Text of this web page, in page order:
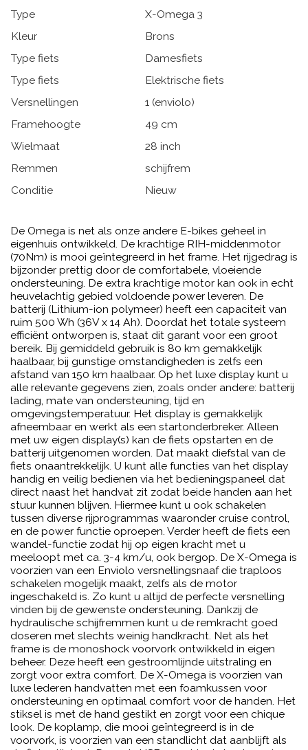
Type
X-Omega 3
Kleur
Brons
Type fiets
Damesfiets
Type fiets
Elektrische fiets
Versnellingen
1 (enviolo)
Framehoogte
49 cm
Wielmaat
28 inch
Remmen
schijfrem
Conditie
Nieuw
De Omega is net als onze andere E-bikes geheel in
eigenhuis ontwikkeld. De krachtige RIH-middenmotor
(70Nm) is mooi geïntegreerd in het frame. Het rijgedrag is
bijzonder prettig door de comfortabele, vloeiende
ondersteuning. De extra krachtige motor kan ook in echt
heuvelachtig gebied voldoende power leveren. De
batterij (Lithium-ion polymeer) heeft een capaciteit van
ruim 500 Wh (36V x 14 Ah). Doordat het totale systeem
efficiënt ontworpen is, staat dit garant voor een groot
bereik. Bij gemiddeld gebruik is 80 km gemakkelijk
haalbaar, bij gunstige omstandigheden is zelfs een
afstand van 150 km haalbaar. Op het luxe display kunt u
alle relevante gegevens zien, zoals onder andere: batterij
lading, mate van ondersteuning, tijd en
omgevingstemperatuur. Het display is gemakkelijk
afneembaar en werkt als een startonderbreker. Alleen
met uw eigen display(s) kan de fiets opstarten en de
batterij uitgenomen worden. Dat maakt diefstal van de
fiets onaantrekkelijk. U kunt alle functies van het display
handig en veilig bedienen via het bedieningspaneel dat
direct naast het handvat zit zodat beide handen aan het
stuur kunnen blijven. Hiermee kunt u ook schakelen
tussen diverse rijprogrammas waaronder cruise control,
en de power functie oproepen. Verder heeft de fiets een
wandel-functie zodat hij op eigen kracht met u
meeloopt met ca. 3-4 km/u, ook bergop. De X-Omega is
voorzien van een Enviolo versnellingsnaaf die traploos
schakelen mogelijk maakt, zelfs als de motor
ingeschakeld is. Zo kunt u altijd de perfecte versnelling
vinden bij de gewenste ondersteuning. Dankzij de
hydraulische schijfremmen kunt u de remkracht goed
doseren met slechts weinig handkracht. Net als het
frame is de monoshock voorvork ontwikkeld in eigen
beheer. Deze heeft een gestroomlijnde uitstraling en
zorgt voor extra comfort. De X-Omega is voorzien van
luxe lederen handvatten met een foamkussen voor
ondersteuning en optimaal comfort voor de handen. Het
stiksel is met de hand gestikt en zorgt voor een chique
look. De koplamp, die mooi geïntegreerd is in de
voorvork, is voorzien van een standlicht dat aanblijft als